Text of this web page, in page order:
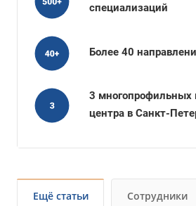
специализаций
Более 40
3 многопрофильных
центра в Санкт-
Ещё статьи Сотрудники